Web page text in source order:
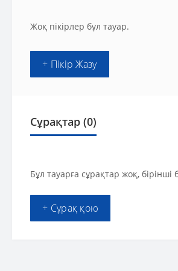
Жоқ пікірлер бұл тауар.
+ Пікір Жазу
Сұрақтар (0)
Бұл тауарға сұрақтар жоқ,
+ Сұрақ қою